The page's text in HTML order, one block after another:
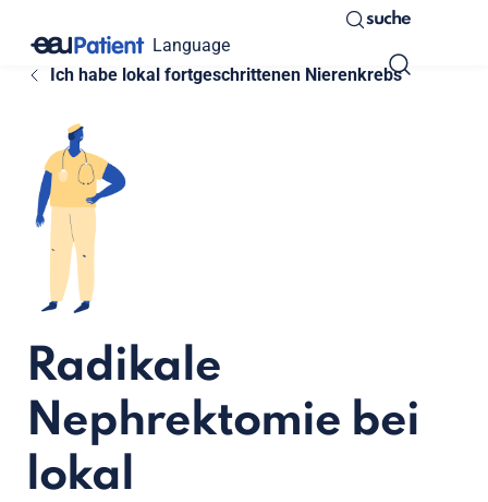
Language
suche
Ich habe lokal fortgeschrittenen Nierenkrebs
Radikale
Nephrektomie bei
lokal